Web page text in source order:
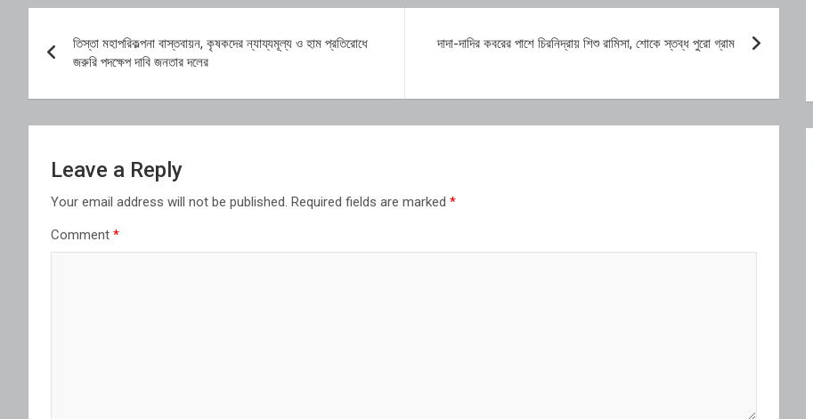
navigation
তিস্তা মহাপরিকল্পনা বাস্তবায়ন, কৃষকদের ন্যায্যমূল্য ও হাম প্রতিরোধে
জরুরি পদক্ষেপ দাবি জনতার দলের
দাদা-দাদির কবরের পাশে চিরনিদ্রায় শিশু রামিসা, শোকে স্তব্ধ পুরো গ্রাম
Leave a Reply
Your email address will not be published. Required fields are marked *
Comment *